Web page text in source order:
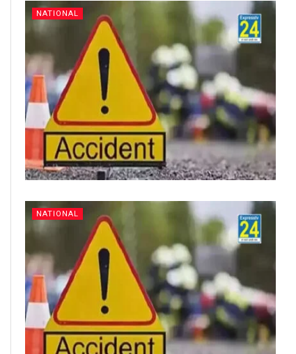
NATIONAL
NATIONAL